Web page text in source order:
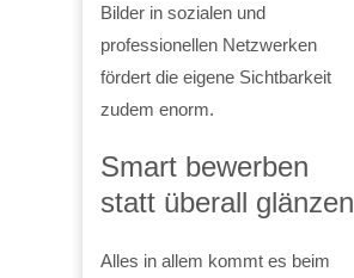
Bilder in sozialen und
professionellen Netzwerken
fördert die eigene Sichtbarkeit
zudem enorm.
Smart bewerben
statt überall glänzen
Alles in allem kommt es beim